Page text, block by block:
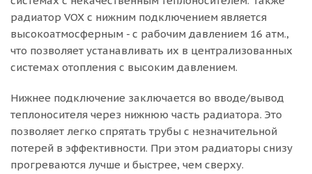
радиатор VOX с нижним подключением является
высокоатмосферным - с рабочим давлением 16 атм.,
что позволяет устанавливать их в централизованных
системах отопления с высоким давлением.
Нижнее подключение заключается во вводе/вывод
теплоносителя через нижнюю часть радиатора. Это
позволяет легко спрятать трубы с незначительной
потерей в эффективности. При этом радиаторы снизу
прогреваются лучше и быстрее, чем сверху.